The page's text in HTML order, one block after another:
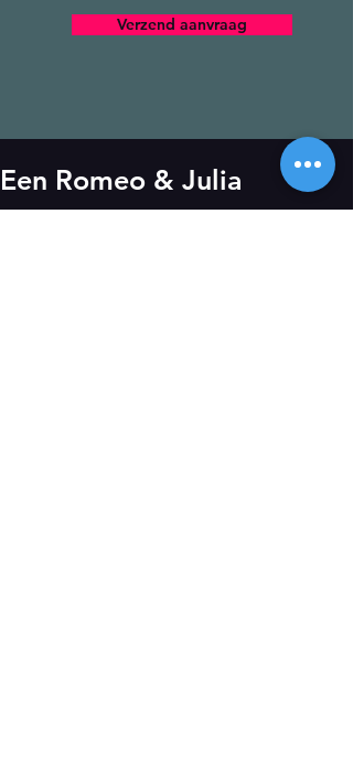
Verzend aanvraag
Een Romeo & Julia